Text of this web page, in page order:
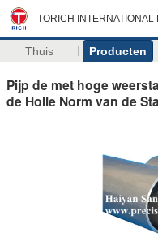
TORICH INTERNATIONAL
Thuis Producten
Pijp de met hoge
de Holle Norm van de